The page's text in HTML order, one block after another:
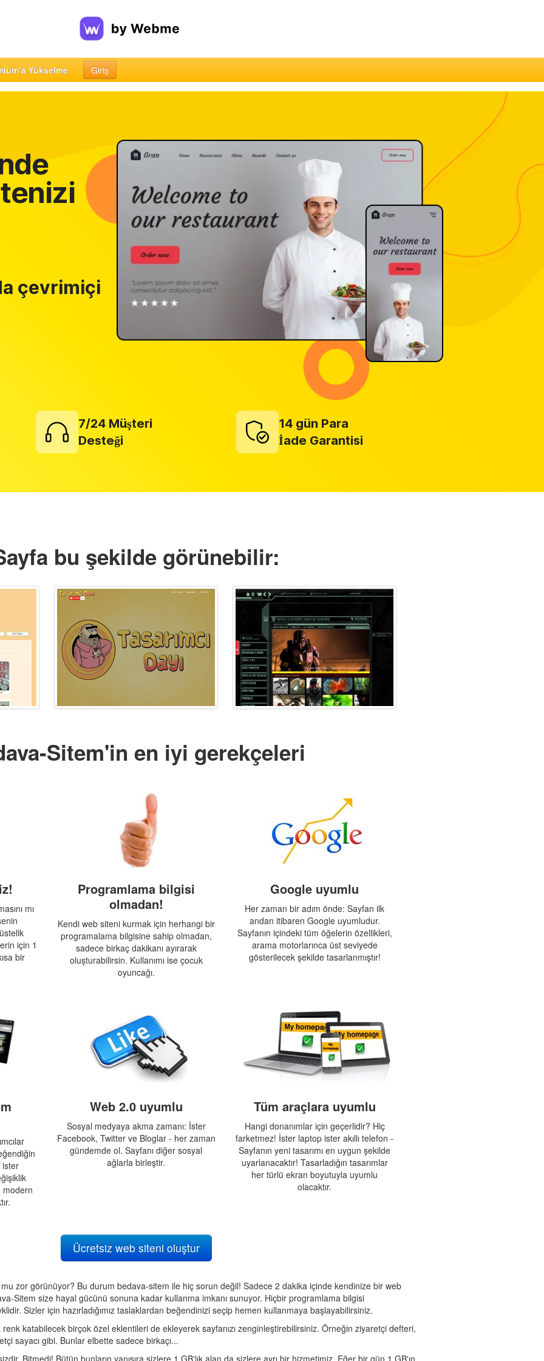
Yükselme Giriş
bu şekilde görünebilir:
Sitem'in en iyi gerekçeleri
mı
için 1
bir
Programlama bilgisi
olmadan!
Kendi web siteni kurmak için herhangi bir
programalama bilgisine sahip olmadan,
sadece birkaç dakikanı ayırarak
oluşturabilirsin. Kullanımı ise çocuk
oyuncağı.
Google uyumlu
Her zaman bir adım önde: Sayfan ilk
andan itibaren Google uyumludur.
Sayfanın içindeki tüm öğelerin özellikleri,
arama motorlarınca üst seviyede
gösterilecek şekilde tasarlanmıştır!
ister
modern
Web 2.0 uyumlu
Sosyal medyaya akma zamanı: İster
Facebook, Twitter ve Bloglar - her zaman
gündemde ol. Sayfanı diğer sosyal
ağlarla birleştir.
Tüm araçlara uyumlu
Hangi donanımlar için geçerlidir? Hiç
farketmez! İster laptop ister akıllı telefon -
Sayfanın yeni tasarımı en uygun şekilde
uyarlanacaktır! Tasarladığın tasarımlar
her türlü ekran boyutuyla uyumlu
olacaktır.
Ücretsiz web siteni oluştur
zor görünüyor? Bu durum bedava-sitem ile hiç sorun değil! Sadece 2 dakika içinde kendinize bir web
Sitem size hayal gücünü sonuna kadar kullanma imkanı sunuyor. Hiçbir programlama bilgisi
Sizler için hazırladığımız taslaklardan beğendinizi seçip hemen kullanmaya başlayabilirsiniz.
renk katabilecek birçok özel eklentileri de ekleyerek sayfanızı zenginleştirebilirsiniz. Örneğin ziyaretçi defteri,
sayacı gibi. Bunlar elbette sadece birkaçı...
Bitmedi! Bütün bunların yanısıra sizlere 1 GB'lık alan da sizlere ayrı bir hizmetimiz. Eğer bir gün 1 GB'ın